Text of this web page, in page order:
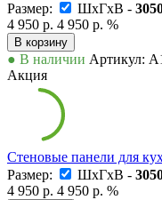
Размер:
ШxГxВ -
4 950 р. 4 950 р. %
В корзину
● В наличии Артикул:
Акция
Стеновые панели для
Размер:
ШxГxВ -
4 950 р. 4 950 р. %